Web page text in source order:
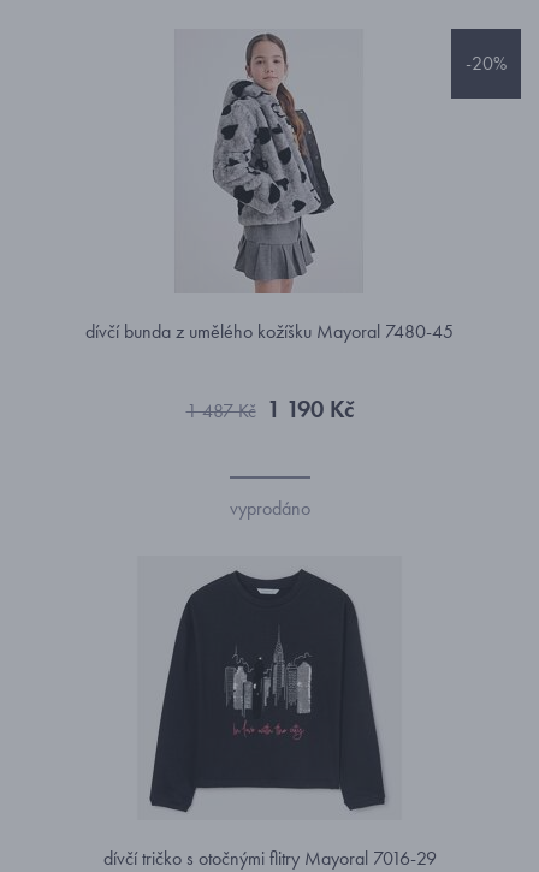
-20%
dívčí bunda z umělého kožíšku Mayoral 7480-45
1 487 Kč 1 190 Kč
vyprodáno
dívčí tričko s otočnými flitry Mayoral 7016-29